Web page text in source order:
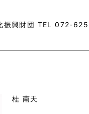
振興財団 TEL 072-
桂 南天